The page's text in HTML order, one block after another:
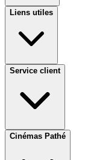
Liens utiles
Service client
Cinémas Pathé